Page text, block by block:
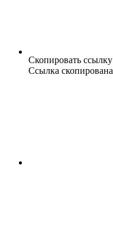
Скопировать ссылку
Ссылка скопирована